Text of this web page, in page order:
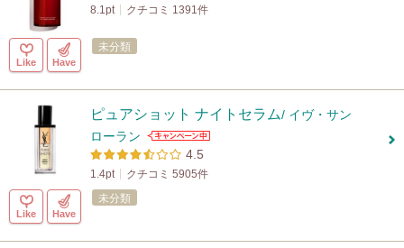
8.1pt クチコミ 1391件
Like Have
未分類
ピュアショット ナイトセラム/ イヴ・サン
ローラン
4.5
1.4pt クチコミ 5905件
Like Have
未分類